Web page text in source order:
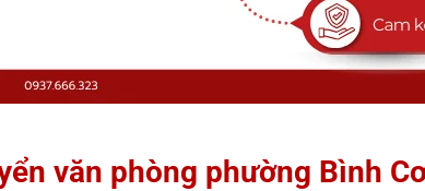
văn phòng phường Bình